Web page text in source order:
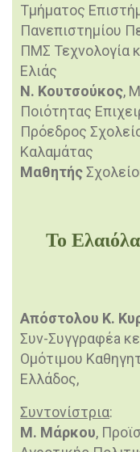
Τμήματος
Πανεπιστημίου
ΠΜΣ Τεχνολογία
Ελιάς
Ν. Κουτσούκος,
Ποιότητας
Πρόεδρος
Καλαμάτας
Μαθητής
Το
Απόστολου Κ.
Συν-Συγγραφέa
Ομότιμου
Ελλάδος,
Συντονίστρια:
Μ. Μάρκου,